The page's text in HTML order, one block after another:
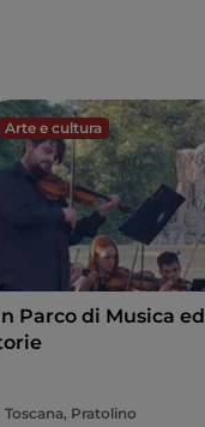
Arte e cultura
Parco di Musica
Toscana, Pratolino